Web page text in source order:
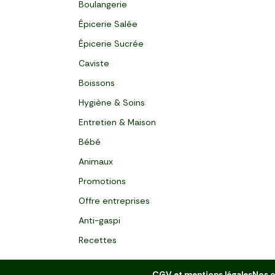
Boulangerie
Épicerie Salée
Épicerie Sucrée
Caviste
Boissons
Hygiène & Soins
Entretien & Maison
Bébé
Animaux
Promotions
Offre entreprises
Anti-gaspi
Recettes